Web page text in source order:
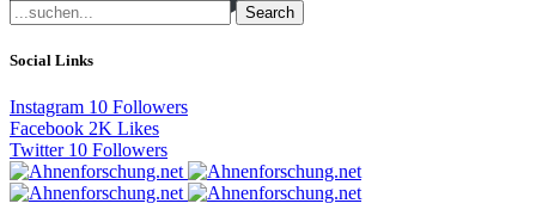
Search
Social Links
Instagram 10 Followers
Facebook 2K Likes
Twitter 10 Followers